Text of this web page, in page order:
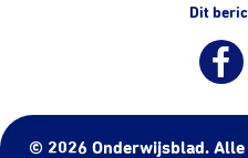
Dit
© 2026 Onderwijsblad. Alle